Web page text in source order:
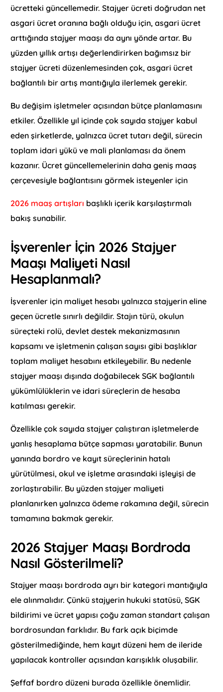
ücretteki güncellemedir. Stajyer ücreti doğrudan net
asgari ücret oranına bağlı olduğu için, asgari ücret
arttığında stajyer maaşı da aynı yönde artar. Bu
yüzden yıllık artışı değerlendirirken bağımsız bir
stajyer ücreti düzenlemesinden çok, asgari ücret
bağlantılı bir artış mantığıyla ilerlemek gerekir.
Bu değişim işletmeler açısından bütçe planlamasını
etkiler. Özellikle yıl içinde çok sayıda stajyer kabul
eden şirketlerde, yalnızca ücret tutarı değil, sürecin
toplam idari yükü ve mali planlaması da önem
kazanır. Ücret güncellemelerinin daha geniş maaş
çerçevesiyle bağlantısını görmek isteyenler için
2026 maaş artışları başlıklı içerik karşılaştırmalı
bakış sunabilir.
İşverenler İçin 2026 Stajyer
Maaşı Maliyeti Nasıl
Hesaplanmalı?
İşverenler için maliyet hesabı yalnızca stajyerin eline
geçen ücretle sınırlı değildir. Stajın türü, okulun
süreçteki rolü, devlet destek mekanizmasının
kapsamı ve işletmenin çalışan sayısı gibi başlıklar
toplam maliyet hesabını etkileyebilir. Bu nedenle
stajyer maaşı dışında doğabilecek SGK bağlantılı
yükümlülüklerin ve idari süreçlerin de hesaba
katılması gerekir.
Özellikle çok sayıda stajyer çalıştıran işletmelerde
yanlış hesaplama bütçe sapması yaratabilir. Bunun
yanında bordro ve kayıt süreçlerinin hatalı
yürütülmesi, okul ve işletme arasındaki işleyişi de
zorlaştırabilir. Bu yüzden stajyer maliyeti
planlanırken yalnızca ödeme rakamına değil, sürecin
tamamına bakmak gerekir.
2026 Stajyer Maaşı Bordroda
Nasıl Gösterilmeli?
Stajyer maaşı bordroda ayrı bir kategori mantığıyla
ele alınmalıdır. Çünkü stajyerin hukuki statüsü, SGK
bildirimi ve ücret yapısı çoğu zaman standart çalışan
bordrosundan farklıdır. Bu fark açık biçimde
gösterilmediğinde, hem kayıt düzeni hem de ileride
yapılacak kontroller açısından karışıklık oluşabilir.
Şeffaf bordro düzeni burada özellikle önemlidir.